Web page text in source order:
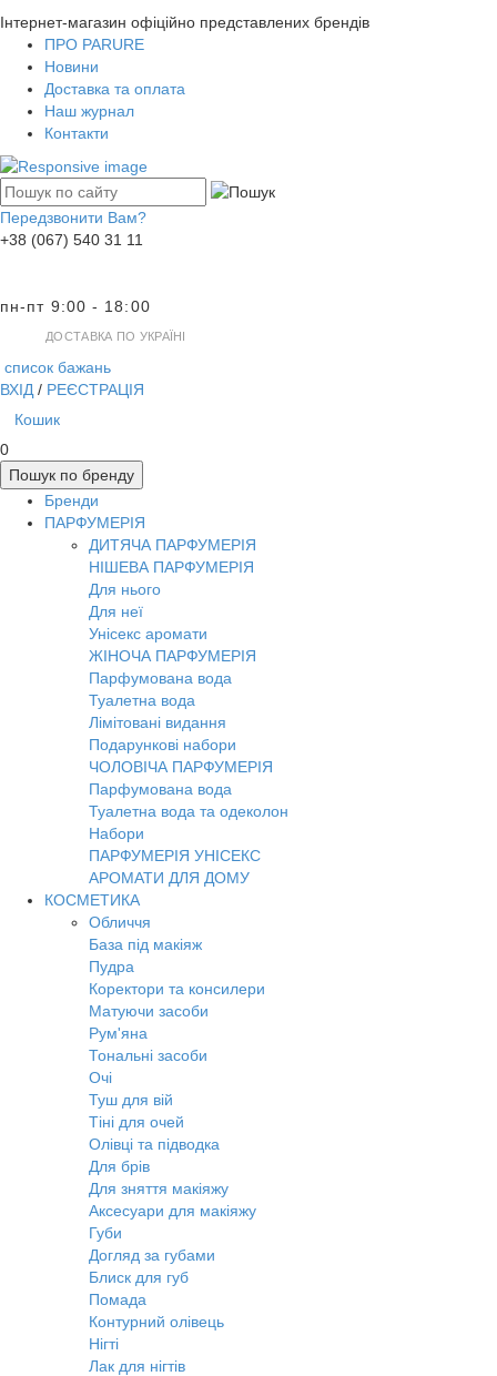
Інтернет-магазин офіційно представлених брендів
ПРО PARURE
Новини
Доставка та оплата
Наш журнал
Контакти
Передзвонити Вам?
+38 (067) 540 31 11
пн-пт 9:00 - 18:00
ДОСТАВКА ПО УКРАЇНІ
список бажань
ВХІД / РЕЄСТРАЦІЯ
Кошик
0
Пошук по бренду
Бренди
ПАРФУМЕРІЯ
ДИТЯЧА ПАРФУМЕРІЯ
НІШЕВА ПАРФУМЕРІЯ
Для нього
Для неї
Унісекс аромати
ЖІНОЧА ПАРФУМЕРІЯ
Парфумована вода
Туалетна вода
Лімітовані видання
Подарункові набори
ЧОЛОВІЧА ПАРФУМЕРІЯ
Парфумована вода
Туалетна вода та одеколон
Набори
ПАРФУМЕРІЯ УНІСЕКС
АРОМАТИ ДЛЯ ДОМУ
КОСМЕТИКА
Обличчя
База під макіяж
Пудра
Коректори та консилери
Матуючи засоби
Рум'яна
Тональні засоби
Очі
Туш для вій
Тіні для очей
Олівці та підводка
Для брів
Для зняття макіяжу
Аксесуари для макіяжу
Губи
Догляд за губами
Блиск для губ
Помада
Контурний олівець
Нігті
Лак для нігтів